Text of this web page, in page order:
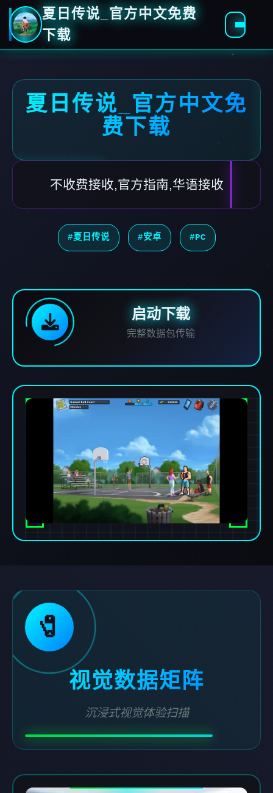
夏日传说_官方中文免费
下载
夏日传说_官方中文免
费下载
不收费接收,官方指南,华语接收
#夏日传说 #安卓 #PC
启动下载
完整数据包传输
🧷
视觉数据矩阵
沉浸式视觉体验扫描